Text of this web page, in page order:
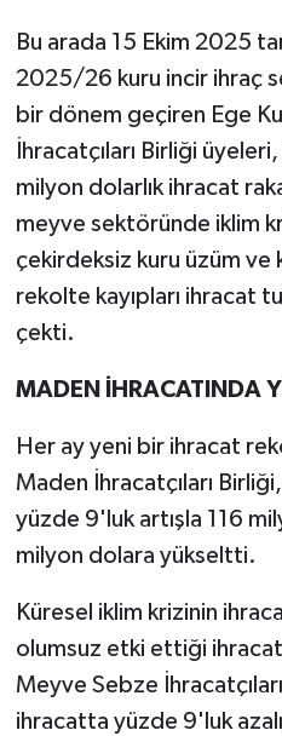
Bu arada 15 Ekim 2025
2025/26 kuru incir ihraç
bir dönem geçiren Ege
İhracatçıları Birliği
milyon dolarlık ihracat
meyve sektöründe iklim
çekirdeksiz kuru üzüm ve
rekolte kayıpları ihracat
çekti.
MADEN İHRACATINDA
Her ay yeni bir ihracat
Maden İhracatçıları
yüzde 9'luk artışla 116
milyon dolara yükseltti.
Küresel iklim krizinin
olumsuz etki ettiği
Meyve Sebze
ihracatta yüzde 9'luk